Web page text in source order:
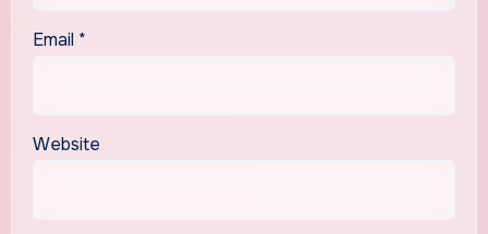
Email *
Website